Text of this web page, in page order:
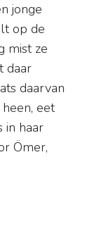
jonge
op de
mist ze
daar
daarvan
eet
in haar
Ömer,